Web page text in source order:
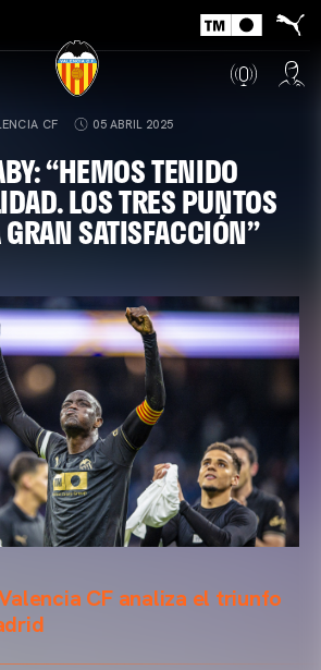
CF 05 ABRIL 2025
“HEMOS TENIDO
LOS TRES PUNTOS
SATISFACCIÓN”
CF analiza el triunfo